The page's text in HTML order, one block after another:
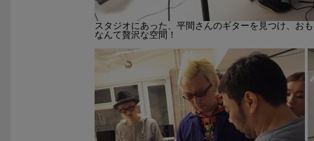
スタジオにあった、平間さんのギターを見つけ、お
なんて贅沢な空間！